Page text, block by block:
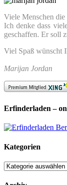
Viele Menschen die
Ich denke dass
geschaffen. Er soll
Viel Spaß wünscht
Marijan Jordan
Erfinderladen –
Kategorien
Kategorien